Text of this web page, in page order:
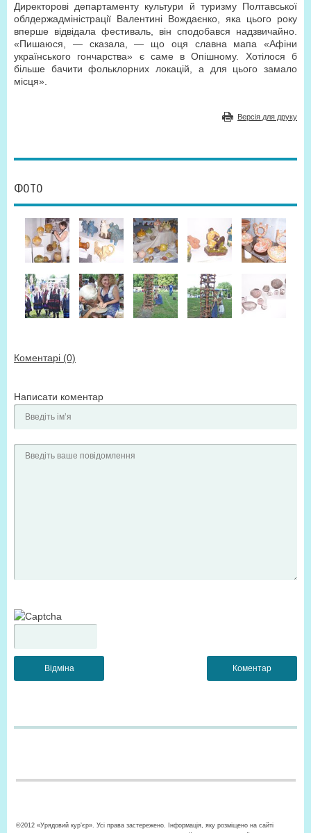
Директорові департаменту культури й туризму Полтавської
облдержадміністрації Валентині Вождаєнко, яка цього року
вперше відвідала фестиваль, він сподобався надзвичайно.
«Пишаюся, — сказала, — що оця славна мапа «Афіни
українського гончарства» є саме в Опішному. Хотілося б
більше бачити фольклорних локацій, а для цього замало
місця».
Версія для друку
ФОТО
Коментарі (0)
Написати коментар
©2012 «Урядовий кур’єр». Усі права застережено. Інформація, яку розміщено на сайті